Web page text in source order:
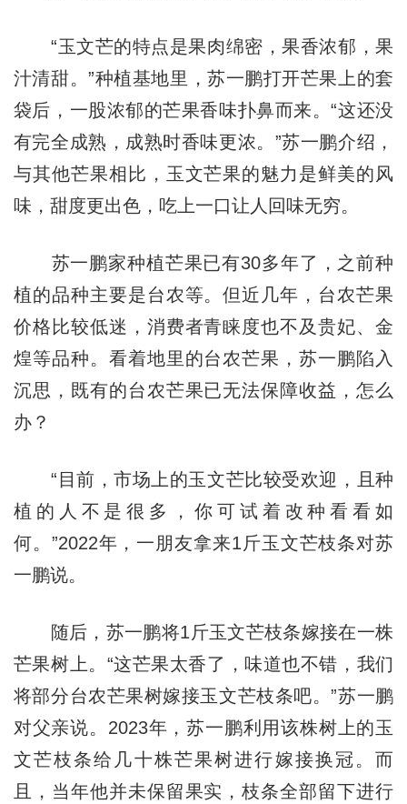
“玉文芒的特点是果肉绵密，果香浓郁，果
汁清甜。”种植基地里，苏一鹏打开芒果上的套
袋后，一股浓郁的芒果香味扑鼻而来。“这还没
有完全成熟，成熟时香味更浓。”苏一鹏介绍，
与其他芒果相比，玉文芒果的魅力是鲜美的风
味，甜度更出色，吃上一口让人回味无穷。
苏一鹏家种植芒果已有30多年了，之前种
植的品种主要是台农等。但近几年，台农芒果
价格比较低迷，消费者青睐度也不及贵妃、金
煌等品种。看着地里的台农芒果，苏一鹏陷入
沉思，既有的台农芒果已无法保障收益，怎么
办？
“目前，市场上的玉文芒比较受欢迎，且种
植的人不是很多，你可试着改种看看如
何。”2022年，一朋友拿来1斤玉文芒枝条对苏
一鹏说。
随后，苏一鹏将1斤玉文芒枝条嫁接在一株
芒果树上。“这芒果太香了，味道也不错，我们
将部分台农芒果树嫁接玉文芒枝条吧。”苏一鹏
对父亲说。2023年，苏一鹏利用该株树上的玉
文芒枝条给几十株芒果树进行嫁接换冠。而
且，当年他并未保留果实，枝条全部留下进行